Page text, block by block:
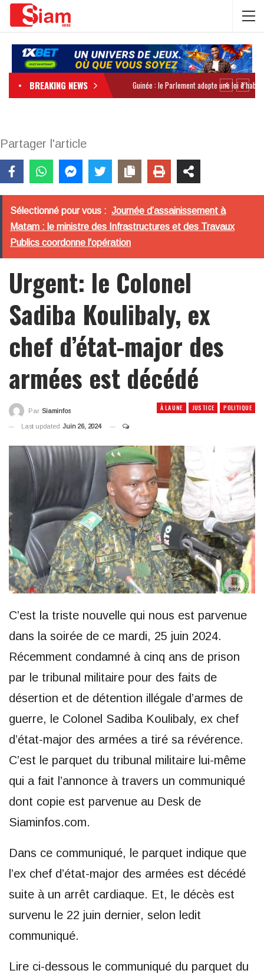
BREAKING NEWS
Partager l'article
Sélectionné pour vous : Journée d’assainissement à
Matam : le ministre des Infrastructures et des Travaux
Publics coordonne l'opération
Urgent: le Colonel
Sadiba Koulibaly, ex
chef d’état-major des
armées est décédé
À LA UNE JUSTICE POLITIQUE
Par Siaminfos
Last updated Juin 26, 2024
C’est la triste nouvelle qui nous est parvenue
dans la soirée de ce mardi, 25 juin 2024.
Récemment condamné à cinq ans de prison
par le tribunal militaire pour des faits de
désertion et de détention illégale d’armes de
guerre, le Colonel Sadiba Koulibaly, ex chef
d’état-major des armées a tiré sa révérence.
C’est le parquet du tribunal militaire lui-même
qui a fait l’annonce à travers un communiqué
dont copie est parvenue au Desk de
Siaminfos.com.
Dans ce communiqué, le parquet indique que
l’ex chef d’état-major des armées est décédé
suite à un arrêt cardiaque. Et, le décès est
survenu le 22 juin dernier, selon ledit
communiqué.
Lire ci-dessous le communiqué du parquet du